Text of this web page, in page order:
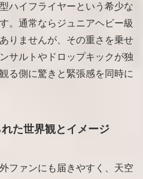
ハイフライヤーという希少な
。通常ならジュニアヘビー級
りませんが、その重さを乗せ
サルトやドロップキックが独
る側に驚きと緊張感を同時に
た世界観とイメージ
ファンにも届きやすく、天空